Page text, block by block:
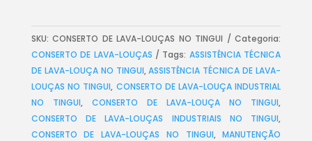
SKU:CONSERTO DE LAVA-LOUÇAS NO TINGUI
Categoria:
CONSERTO DE LAVA-LOUÇAS
Tags: ASSISTÊNCIA TÉCNICA
DE LAVA-LOUÇA NO TINGUI,ASSISTÊNCIA TÉCNICA DE LAVA-
LOUÇAS NO TINGUI, CONSERTO DE LAVA-LOUÇA INDUSTRIAL
NO TINGUI, CONSERTO DE LAVA-LOUÇA NO TINGUI,
CONSERTO DE LAVA-LOUÇAS INDUSTRIAIS NO TINGUI,
CONSERTO DE LAVA-LOUÇAS NO TINGUI,MANUTENÇÃO